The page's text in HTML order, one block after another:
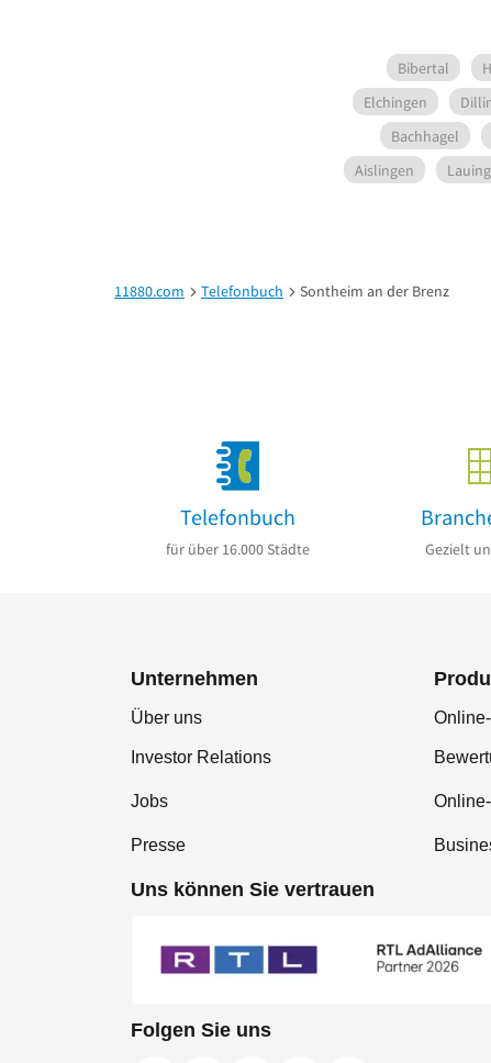
Bibertal
Elchingen
Bachhagel
Aislingen
11880.com Telefonbuch Sontheim an der Brenz
Telefonbuch
für über 16.000 Städte Gezielt
Unternehmen
Über uns
Investor Relations
Jobs
Presse
Uns können Sie vertrauen
Folgen Sie uns